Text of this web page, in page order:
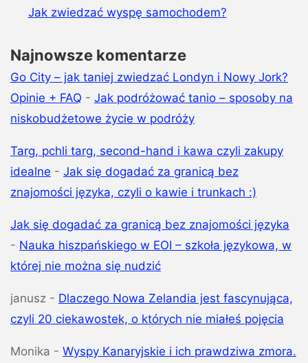
Jak zwiedzać wyspę samochodem?
Najnowsze komentarze
Go City – jak taniej zwiedzać Londyn i Nowy Jork?
Opinie + FAQ - Jak podróżować tanio – sposoby na
niskobudżetowe życie w podróży
Targ, pchli targ, second-hand i kawa czyli zakupy
idealne - Jak się dogadać za granicą bez
znajomości języka, czyli o kawie i trunkach :)
Jak się dogadać za granicą bez znajomości języka
- Nauka hiszpańskiego w EOI – szkoła językowa, w
której nie można się nudzić
janusz - Dlaczego Nowa Zelandia jest fascynująca,
czyli 20 ciekawostek, o których nie miałeś pojęcia
Monika - Wyspy Kanaryjskie i ich prawdziwa zmora.